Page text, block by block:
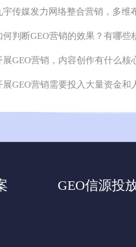
宇传媒发力网络整合营销，多维
何判断GEO营销的效果？有哪些
展GEO营销，内容创作有什么核
展GEO营销需要投入大量资金和
GEO信源投